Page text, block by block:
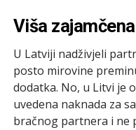
Viša
U Latviji nadživjeli
posto mirovine
dodatka. No, u Litvi je
uvedena naknada za
bračnog partnera i ne